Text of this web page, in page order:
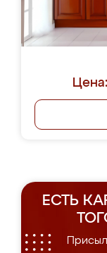
ЕСТЬ